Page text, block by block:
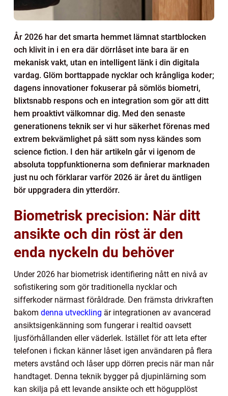
År 2026 har det smarta hemmet lämnat startblocken
och klivit in i en era där dörrlåset inte bara är en
mekanisk vakt, utan en intelligent länk i din digitala
vardag. Glöm borttappade nycklar och krångliga koder;
dagens innovationer fokuserar på sömlös biometri,
blixtsnabb respons och en integration som gör att ditt
hem proaktivt välkomnar dig. Med den senaste
generationens teknik ser vi hur säkerhet förenas med
extrem bekvämlighet på sätt som nyss kändes som
science fiction. I den här artikeln går vi igenom de
absoluta toppfunktionerna som definierar marknaden
just nu och förklarar varför 2026 är året du äntligen
bör uppgradera din ytterdörr.
Biometrisk precision: När ditt
ansikte och din röst är den
enda nyckeln du behöver
Under 2026 har biometrisk identifiering nått en nivå av
sofistikering som gör traditionella nycklar och
sifferkoder närmast föråldrade. Den främsta drivkraften
bakom denna utveckling är integrationen av avancerad
ansiktsigenkänning som fungerar i realtid oavsett
ljusförhållanden eller väderlek. Istället för att leta efter
telefonen i fickan känner låset igen användaren på flera
meters avstånd och låser upp dörren precis när man når
handtaget. Denna teknik bygger på djupinlärning som
kan skilja på ett levande ansikte och ett högupplöst